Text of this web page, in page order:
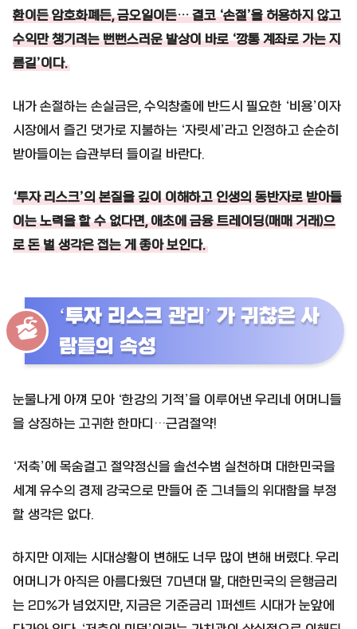
환이든 암호화폐든, 금오일이든… 결코 ‘손절’을 허용하지 않고
수익만 챙기려는 뻔뻔스러운 발상이 바로 ‘깡통 계좌로 가는 지
름길’이다.
내가 손절하는 손실금은, 수익창출에 반드시 필요한 ‘비용’이자
시장에서 즐긴 댓가로 지불하는 ‘자릿세’라고 인정하고 순순히
받아들이는 습관부터 들이길 바란다.
‘투자 리스크’의 본질을 깊이 이해하고 인생의 동반자로 받아들
이는 노력을 할 수 없다면, 애초에 금융 트레이딩(매매 거래)으
로 돈 벌 생각은 접는 게 좋아 보인다.
‘투자 리스크 관리’ 가 귀찮은 사
람들의 속성
눈물나게 아껴 모아 ‘한강의 기적’을 이루어낸 우리네 어머니들
을 상징하는 고귀한 한마디…근검절약!
‘저축’에 목숨걸고 절약정신을 솔선수범 실천하며 대한민국을
세계 유수의 경제 강국으로 만들어 준 그녀들의 위대함을 부정
할 생각은 없다.
하지만 이제는 시대상황이 변해도 너무 많이 변해 버렸다. 우리
어머니가 아직은 아름다웠던 70년대 말, 대한민국의 은행금리
는 20%가 넘었지만, 지금은 기준금리 1퍼센트 시대가 눈앞에